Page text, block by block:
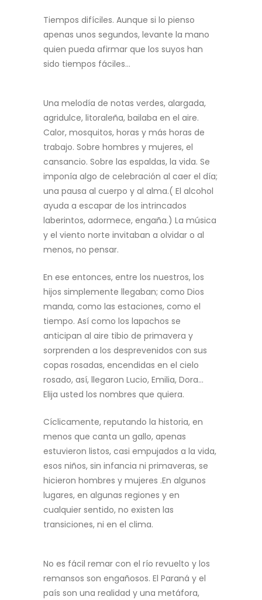
Tiempos difíciles. Aunque si lo pienso
apenas unos segundos, levante la mano
quien pueda afirmar que los suyos han
sido tiempos fáciles…
Una melodía de notas verdes, alargada,
agridulce, litoraleña, bailaba en el aire.
Calor, mosquitos, horas y más horas de
trabajo. Sobre hombres y mujeres, el
cansancio. Sobre las espaldas, la vida. Se
imponía algo de celebración al caer el día;
una pausa al cuerpo y al alma.( El alcohol
ayuda a escapar de los intrincados
laberintos, adormece, engaña.) La música
y el viento norte invitaban a olvidar o al
menos, no pensar.
En ese entonces, entre los nuestros, los
hijos simplemente llegaban; como Dios
manda, como las estaciones, como el
tiempo. Así como los lapachos se
anticipan al aire tibio de primavera y
sorprenden a los desprevenidos con sus
copas rosadas, encendidas en el cielo
rosado, así, llegaron Lucio, Emilia, Dora…
Elija usted los nombres que quiera.
Cíclicamente, reputando la historia, en
menos que canta un gallo, apenas
estuvieron listos, casi empujados a la vida,
esos niños, sin infancia ni primaveras, se
hicieron hombres y mujeres .En algunos
lugares, en algunas regiones y en
cualquier sentido, no existen las
transiciones, ni en el clima.
No es fácil remar con el río revuelto y los
remansos son engañosos. El Paraná y el
país son una realidad y una metáfora,